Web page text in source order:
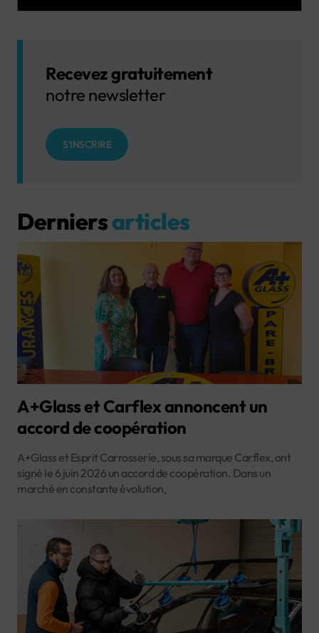
Recevez gratuitement
notre newsletter
S'INSCRIRE
Derniersarticles
A+Glass et Carflex annoncent un
accord de coopération
A+Glass et Esprit Carrosserie, sous sa marque Carflex, ont
signé le 6 juin 2026 un accord de coopération. Dans un
marché en constante évolution,